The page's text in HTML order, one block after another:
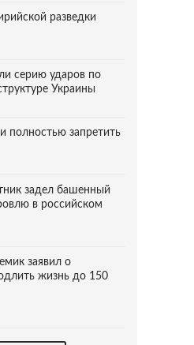
разведки
серию ударов по
Украины
полностью запретить
задел башенный
в российском
заявил о
жизнь до 150